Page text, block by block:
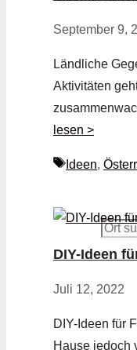
September 9,
Ländliche
Aktivitäten
lesen >
Ideen,
DIY-Ideen
Juli 12, 2022
DIY-Ideen für
Hause jedoch